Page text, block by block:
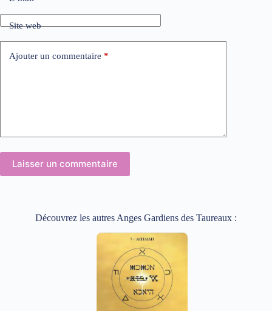
Site web
Ajouter un commentaire *
Laisser un commentaire
Découvrez les autres Anges Gardiens des Taureaux :